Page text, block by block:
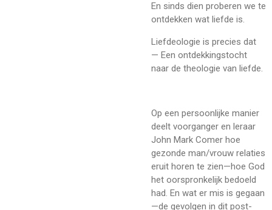
En sinds dien proberen we te
ontdekken wat liefde is.
Liefdeologie is precies dat
— Een ontdekkingstocht
naar de theologie van liefde.
Op een persoonlijke manier
deelt voorganger en leraar
John Mark Comer hoe
gezonde man/vrouw relaties
eruit horen te zien—hoe God
het oorspronkelijk bedoeld
had. En wat er mis is gegaan
—de gevolgen in dit post-